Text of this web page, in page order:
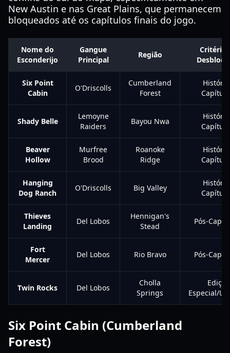
New Austin e nas Great Plains, que permanecem
bloqueados até os capítulos finais do jogo.
Nome do
Esconderijo
Gangue
Principal
Região
Critério
Six Point
Cabin
O'Driscolls
Cumberland
Forest
Shady Belle
Lemoyne
Raiders
Bayou Nwa
Beaver
Hollow
Murfree
Brood
Roanoke
Ridge
Hanging
Dog Ranch
O'Driscolls Big Valley
Thieves
Landing
Del Lobos
Hennigan's
Stead
Pós-
Fort
Mercer
Del Lobos Rio Bravo Pós-
Twin Rocks Del Lobos
Cholla
Springs
Edição
Especial/
Six Point Cabin (Cumberland
Forest)